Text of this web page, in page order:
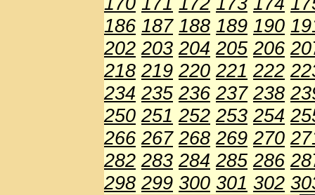
186 187 188 189 190
202 203 204 205 206
218 219 220 221 222
234 235 236 237 238
250 251 252 253 254
266 267 268 269 270
282 283 284 285 286
298 299 300 301 302